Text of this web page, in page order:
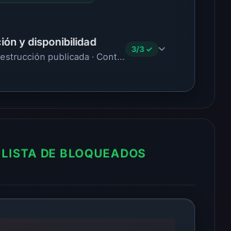
so
was
the
location.
y disponibilidad
publicada · Content Observed
3/3 ✓
DE BLOQUEADOS